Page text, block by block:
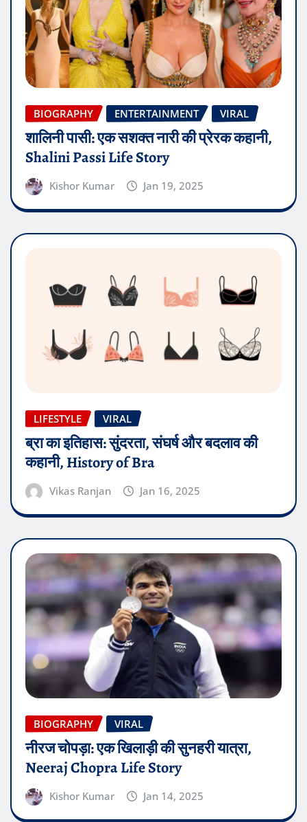
BIOGRAPHY ENTERTAINMENT VIRAL
शालिनी पासी: एक सशक्त नारी की प्रेरक कहानी,
Shalini Passi Life Story
Kishor Kumar Jan 19, 2025
LIFESTYLE VIRAL
ब्रा का इतिहास: सुंदरता, संघर्ष और बदलाव की
कहानी, History of Bra
Vikas Ranjan Jan 16, 2025
BIOGRAPHY VIRAL
नीरज चोपड़ा: एक खिलाड़ी की सुनहरी यात्रा,
Neeraj Chopra Life Story
Kishor Kumar Jan 14, 2025